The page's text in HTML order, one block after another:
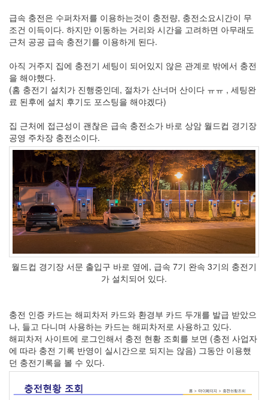
급속 충전은 수퍼차저를 이용하는것이 충전량, 충전소요시간이 무
조건 이득이다. 하지만 이동하는 거리와 시간을 고려하면 아무래도
근처 공공 급속 충전기를 이용하게 된다.
아직 거주지 집에 충전기 세팅이 되어있지 않은 관계로 밖에서 충전
을 해야했다.
(홈 충전기 설치가 진행중인데, 절차가 산너머 산이다 ㅠㅠ , 세팅완
료 된후에 설치 후기도 포스팅을 해야겠다)
집 근처에 접근성이 괜찮은 급속 충전소가 바로 상암 월드컵 경기장
공영 주차장 충전소이다.
월드컵 경기장 서문 출입구 바로 옆에, 급속 7기 완속 3기의 충전기
가 설치되어 있다.
충전 인증 카드는 해피차저 카드와 환경부 카드 두개를 발급 받았으
나, 들고 다니며 사용하는 카드는 해피차저로 사용하고 있다.
해피차저 사이트에 로그인해서 충전 현황 조회를 보면 (충전 사업자
에 따라 충전 기록 반영이 실시간으로 되지는 않음) 그동안 이용했
던 충전기록을 볼 수 있다.